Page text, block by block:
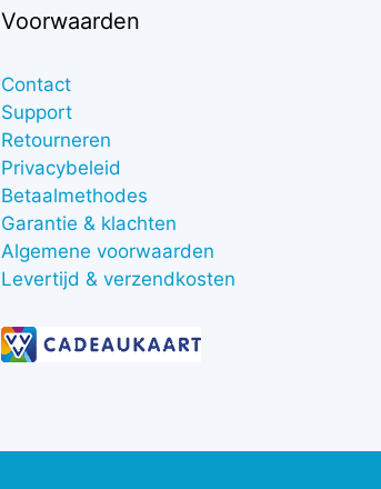
Voorwaarden
Contact
Support
Retourneren
Privacybeleid
Betaalmethodes
Garantie & klachten
Algemene voorwaarden
Levertijd & verzendkosten